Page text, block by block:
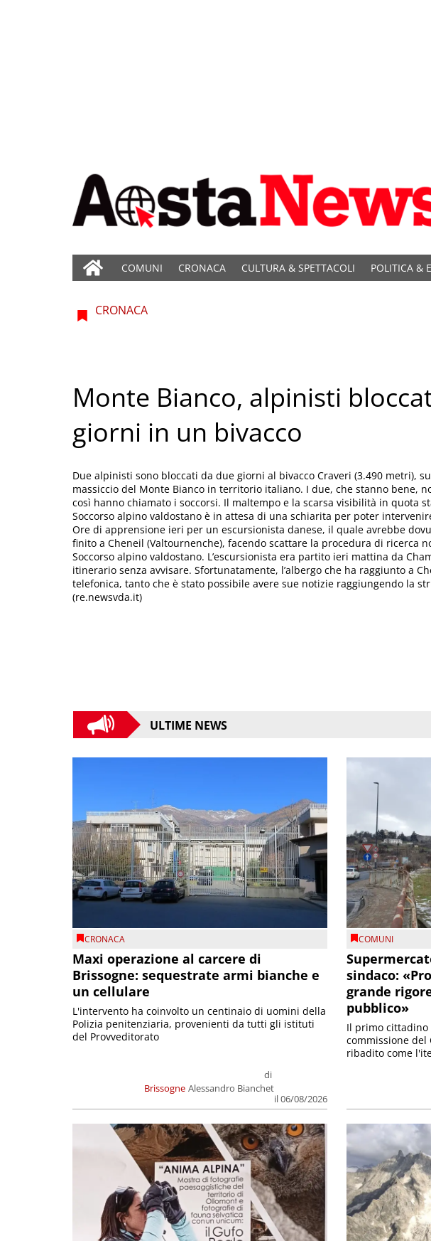
COMUNI CRONACA CULTURA & SPETTACOLI POLITICA &
CRONACA
Monte Bianco, alpinisti
giorni in un bivacco
Due alpinisti sono bloccati da due giorni al bivacco Craveri (3.490 metri),
massiccio del Monte Bianco in territorio italiano. I due, che stanno bene,
così hanno chiamato i soccorsi. Il maltempo e la scarsa visibilità in quota
Soccorso alpino valdostano è in attesa di una schiarita per poter
Ore di apprensione ieri per un escursionista danese, il quale avrebbe
finito a Cheneil (Valtournenche), facendo scattare la procedura di ricerca
Soccorso alpino valdostano. L’escursionista era partito ieri mattina da
itinerario senza avvisare. Sfortunatamente, l’albergo che ha raggiunto a
telefonica, tanto che è stato possibile avere sue notizie raggiungendo la
(re.newsvda.it)
ULTIME NEWS
CRONACA
Maxi operazione al carcere di
Brissogne: sequestrate armi bianche e
un cellulare
Brissogne
di
Alessandro Bianchet
il 06/08/2026
L'intervento ha coinvolto un centinaio di uomini della
Polizia penitenziaria, provenienti da tutti gli istituti
del Provveditorato
COMUNI
sindaco:
grande
pubblico»
Il primo cittadino
commissione del
ribadito come